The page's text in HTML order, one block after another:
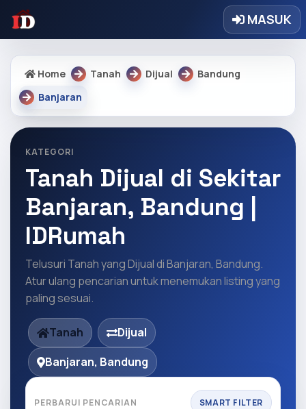
MASUK
Home Tanah Dijual
Bandung
Banjaran
KATEGORI
Tanah Dijual di Sekitar
Banjaran, Bandung |
IDRumah
Telusuri Tanah yang Dijual di Banjaran, Bandung.
Atur ulang pencarian untuk menemukan listing yang
paling sesuai.
Tanah
Dijual
Banjaran, Bandung
PERBARUI PENCARIAN SMART FILTER